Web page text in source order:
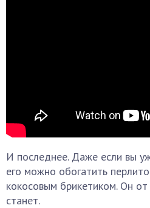
И последнее. Даже если вы
его можно обогатить
кокосовым брикетиком. Он
станет.